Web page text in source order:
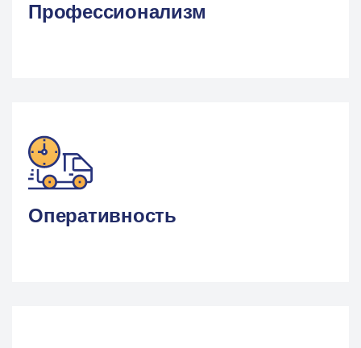
Профессионализм
Оперативность